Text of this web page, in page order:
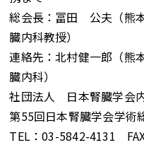
総会長：冨田 公夫（熊
臓内科教授）
連絡先：北村健一郎（熊
臓内科）
社団法人 日本腎臓学会
第55回日本腎臓学会学
TEL：03-5842-4131